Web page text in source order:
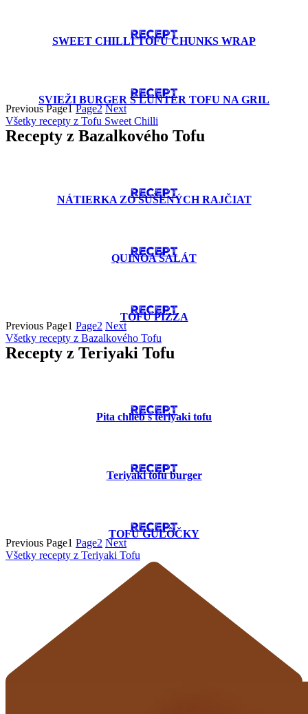
RECEPT
SWEET CHILLI TOFU CHUNKS WRAP
RECEPT
SVIEŽI BURGER S LUNTER TOFU NA GRIL
Previous Page1 Page2 Next
Všetky recepty z Tofu Sweet Chilli
Recepty z Bazalkového Tofu
RECEPT
NÁTIERKA ZO SUŠENÝCH RAJČIAT
RECEPT
QUINOA ŠALÁT
RECEPT
TOFU PIZZA
Previous Page1 Page2 Next
Všetky recepty z Bazalkového Tofu
Recepty z Teriyaki Tofu
RECEPT
Pita chlieb s teriyaki tofu
RECEPT
Teriyaki tofu burger
RECEPT
TOFU GUĽÔČKY
Previous Page1 Page2 Next
Všetky recepty z Teriyaki Tofu